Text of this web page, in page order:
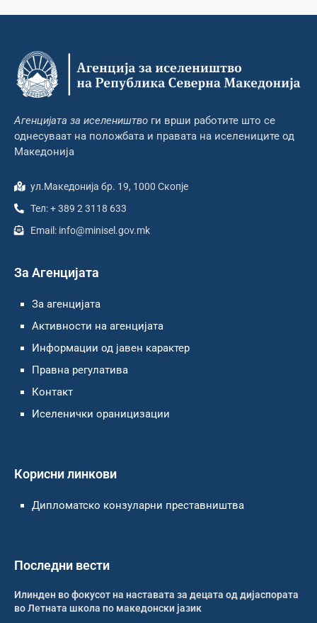
Агенцијата за иселеништво ги врши работите што се
однесуваат на положбата и правата на иселениците од
Македонија
ул.Македонија бр. 19, 1000 Скопје
Тел: + 389 2 3118 633
Email: info@minisel.gov.mk
За Агенцијата
За агенцијата
Активности на агенцијата
Информации од јавен карактер
Правна регулатива
Контакт
Иселенички ораницизации
Корисни линкови
Дипломатско конзуларни преставништва
Последни вести
Илинден во фокусот на наставата за децата од дијаспората
во Летната школа по македонски јазик